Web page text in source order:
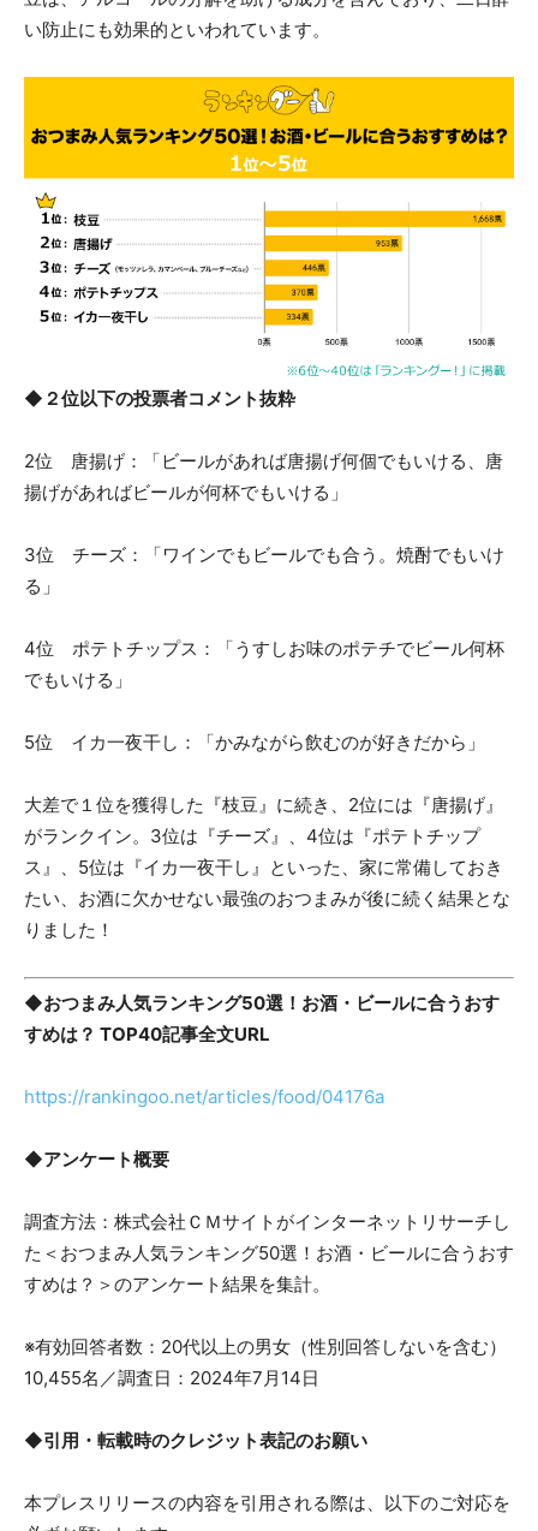
い防止にも効果的といわれています。
◆２位以下の投票者コメント抜粋
2位 唐揚げ：「ビールがあれば唐揚げ何個でもいける、唐
揚げがあればビールが何杯でもいける」
3位 チーズ：「ワインでもビールでも合う。焼酎でもいけ
る」
4位 ポテトチップス：「うすしお味のポテチでビール何杯
でもいける」
5位 イカ一夜干し：「かみながら飲むのが好きだから」
大差で１位を獲得した『枝豆』に続き、2位には『唐揚げ』
がランクイン。3位は『チーズ』、4位は『ポテトチップ
ス』、5位は『イカ一夜干し』といった、家に常備しておき
たい、お酒に欠かせない最強のおつまみが後に続く結果とな
りました！
◆おつまみ人気ランキング50選！お酒・ビールに合うおす
すめは？ TOP40記事全文URL
https://rankingoo.net/articles/food/04176a
◆アンケート概要
調査方法：株式会社ＣＭサイトがインターネットリサーチし
た＜おつまみ人気ランキング50選！お酒・ビールに合うおす
すめは？＞のアンケート結果を集計。
※有効回答者数：20代以上の男女（性別回答しないを含む）
10,455名／調査日：2024年7月14日
◆引用・転載時のクレジット表記のお願い
本プレスリリースの内容を引用される際は、以下のご対応を